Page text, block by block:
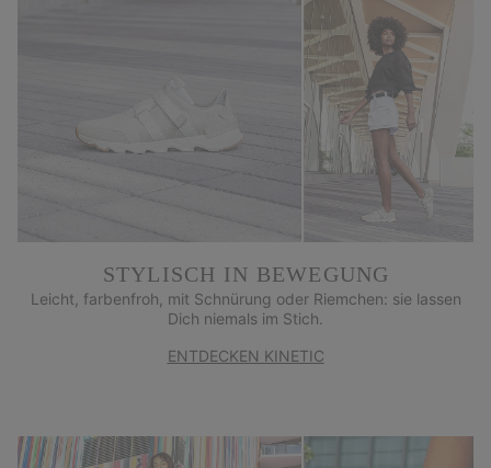
STYLISCH IN BEWEGUNG
Leicht, farbenfroh, mit Schnürung oder Riemchen: sie lassen
Dich niemals im Stich.
ENTDECKEN KINETIC